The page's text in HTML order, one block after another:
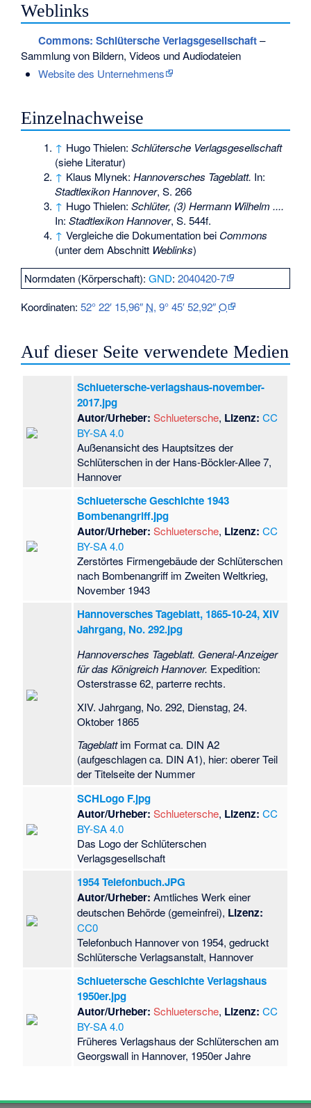
Weblinks
Commons: Schlütersche Verlagsgesellschaft–
Sammlung von Bildern, Videos und Audiodateien
Website des Unternehmens
Einzelnachweise
↑ Hugo Thielen:Schlütersche Verlagsgesellschaft
(siehe Literatur)
↑ Klaus Mlynek:Hannoversches Tageblatt. In:
Stadtlexikon Hannover, S. 266
↑ Hugo Thielen:Schlüter, (3) Hermann Wilhelm ....
In:Stadtlexikon Hannover, S. 544f.
↑ Vergleiche die Dokumentation bei Commons
(unter dem Abschnitt Weblinks)
Normdaten (Körperschaft):GND:2040420-7
Koordinaten:52° 22′ 15,96″ N,9° 45′ 52,92″O
Auf dieser Seite verwendete Medien
Schluetersche-verlagshaus-november-
2017.jpg
Autor/Urheber: Schluetersche, Lizenz: CC
BY-SA 4.0
Außenansicht des Hauptsitzes der
Schlüterschen in der Hans-Böckler-Allee 7,
Hannover
Schluetersche Geschichte 1943
Bombenangriff.jpg
Autor/Urheber: Schluetersche, Lizenz: CC
BY-SA 4.0
Zerstörtes Firmengebäude der Schlüterschen
nach Bombenangriff im Zweiten Weltkrieg,
November 1943
Hannoversches Tageblatt, 1865-10-24, XIV
Jahrgang, No. 292.jpg
Hannoversches Tageblatt. General-Anzeiger
für das Königreich Hannover. Expedition:
Osterstrasse 62, parterre rechts.
XIV. Jahrgang, No. 292, Dienstag, 24.
Oktober 1865
Tageblattim Format ca. DIN A2
(aufgeschlagen ca. DIN A1), hier: oberer Teil
der Titelseite der Nummer
SCHLogo F.jpg
Autor/Urheber: Schluetersche, Lizenz: CC
BY-SA 4.0
Das Logo der Schlüterschen
Verlagsgesellschaft
1954 Telefonbuch.JPG
Autor/Urheber: Amtliches Werk einer
deutschen Behörde (gemeinfrei), Lizenz:
CC0
Telefonbuch Hannover von 1954, gedruckt
Schlütersche Verlagsanstalt, Hannover
Schluetersche Geschichte Verlagshaus
1950er.jpg
Autor/Urheber: Schluetersche, Lizenz: CC
BY-SA 4.0
Früheres Verlagshaus der Schlüterschen am
Georgswall in Hannover, 1950er Jahre